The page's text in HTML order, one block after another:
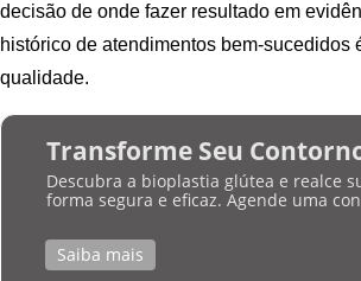
decisão de onde fazer resultado em
histórico de atendimentos bem-sucedidos
qualidade.
Transforme Seu
Descubra a bioplastia glútea e realce
forma segura e eficaz. Agende uma
Saiba mais